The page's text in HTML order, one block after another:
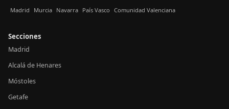
Madrid Murcia Navarra País Vasco Comunidad Valenciana
Secciones
Madrid
Alcalá de Henares
Móstoles
Getafe